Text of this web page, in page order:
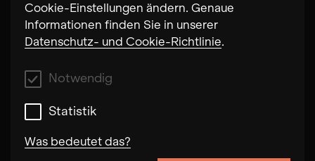
Cookie-Einstellungen ändern. Genaue
Informationen finden Sie in unserer
Datenschutz- und Cookie-Richtlinie.
Notwendig
Statistik
Was bedeutet das?